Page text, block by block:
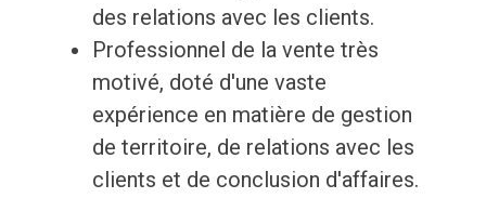
des relations avec les clients.
Professionnel de la vente très
motivé, doté d'une vaste
expérience en matière de gestion
de territoire, de relations avec les
clients et de conclusion d'affaires.